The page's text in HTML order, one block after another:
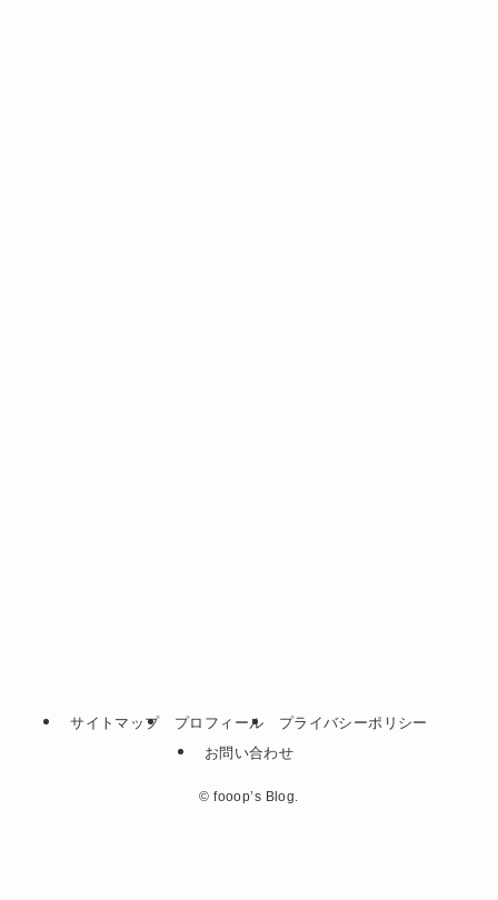
サイトマップ プロフィール
プライバシーポリシー
お問い合わせ
© fooop’s Blog.